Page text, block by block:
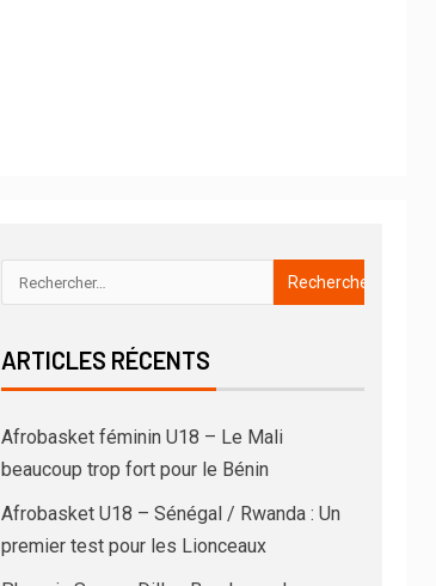
ARTICLES RÉCENTS
Afrobasket féminin U18 – Le Mali
beaucoup trop fort pour le Bénin
Afrobasket U18 – Sénégal / Rwanda : Un
premier test pour les Lionceaux